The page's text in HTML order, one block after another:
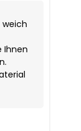
Ihnen